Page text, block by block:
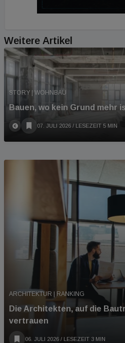
Weitere Artikel
STORY | WOHNBAU
Bauen, wo kein Grund mehr
07. JULI 2026 / LESEZEIT 5 MIN
ARCHITEKTUR | RANKING
Die Architekten, auf die
vertrauen
06. JULI 2026 / LESEZEIT 3 MIN